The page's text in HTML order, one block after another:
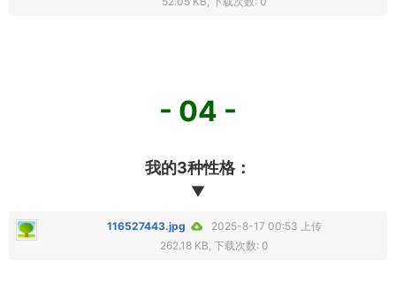
- 04 -
我的3种性格：
▼
116527443.jpg
2025-8-17 00:53 上传
262.18 KB, 下载次数: 0